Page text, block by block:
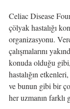
Celiac Disease
çölyak hastalığı
organizasyonu.
çalışmalarını
konuda olduğu
hastalığın
ve bunun gibi bir
her uzmanın